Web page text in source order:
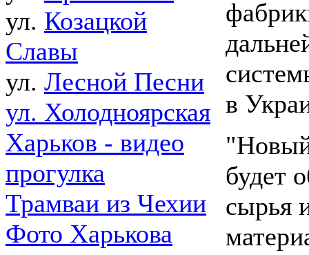
ул. Козацкой
Славы
ул. Лесной Песни
ул. Холодноярская
Харьков - видео
прогулка
Трамваи из Чехии
Фото Харькова
в
будет
сырья